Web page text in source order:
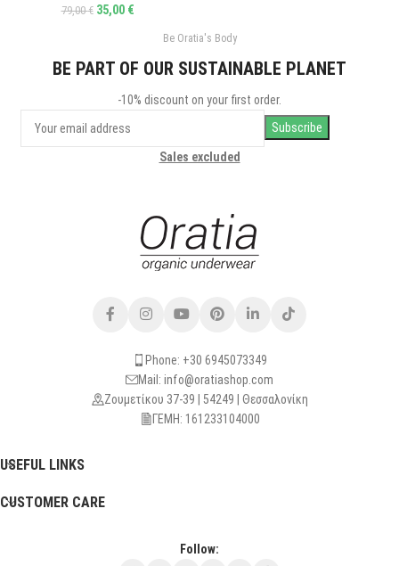
79,00€ 35,00 €
Be Oratia's Body
BE PART OF OUR SUSTAINABLE PLANET
-10% discount on your first order.
Sales excluded
Phone: +30 6945073349
Mail: info@oratiashop.com
Ζουμετίκου 37-39 | 54249 | Θεσσαλονίκη
ΓΕΜΗ: 161233104000
USEFUL LINKS
CUSTOMER CARE
Follow: